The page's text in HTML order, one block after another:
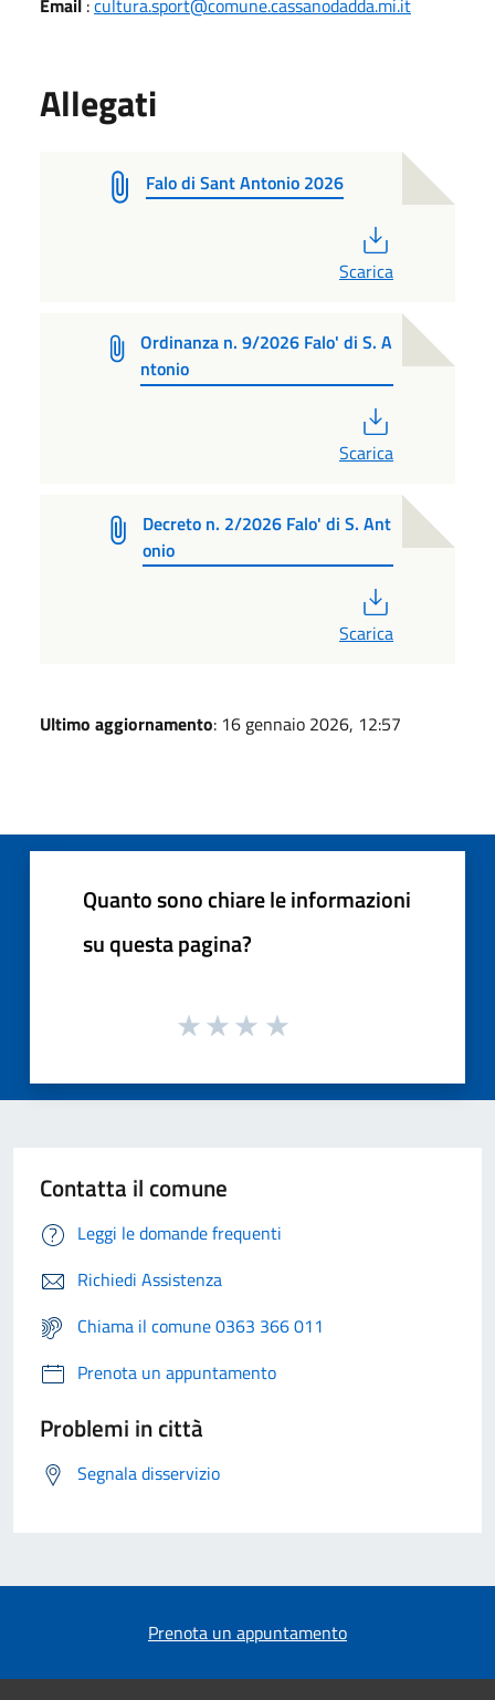
Allegati
Falo di Sant Antonio 2026
Scarica
Ordinanza n. 9/2026 Falo' di S. A
ntonio
Scarica
Decreto n. 2/2026 Falo' di S. Ant
onio
Scarica
Ultimo aggiornamento: 16 gennaio 2026, 12:57
Quanto sono chiare le informazioni
su questa pagina?
Contatta il comune
Leggi le domande frequenti
Richiedi Assistenza
Chiama il comune 0363 366 011
Prenota un appuntamento
Problemi in città
Segnala disservizio
Prenota un appuntamento